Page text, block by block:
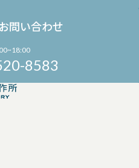
問い合わせ
8583